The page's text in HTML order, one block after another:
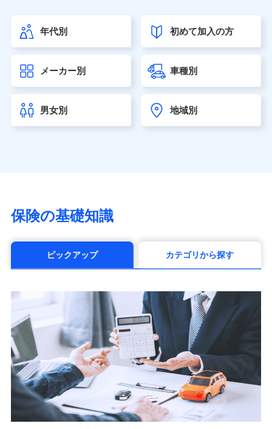
第一ネオ生命保険株式会社（https://neofirst.co.jp/）
大樹生命保険株式会社（https://www.taiju-life.co.jp）
seimei.co.jp）
チューリッヒ生命保険株式会社
東京海上日動あんしん生命保険株式会社
（https://www.tmn-anshin.co.jp/）
マニュライフ生命保険株式会社
（https://www.manulife.co.jp/）
（https://www.msa-life.co.jp/）
メットライフ生命株式会社(https://www.metlife.co.jp/)
■少額短期保険
株式会社アシロ少額短期保険 (https://kailash.co.jp/)
SBIいきいき少額短期保険会社 (https://www.i-
sedai.com/)
SBIペット少額短期保険株式会社 (https://www.sbipet-
ssi.co.jp/)
SBIリスタ少額短期保険会社
(https://www.jishin.co.jp/)
スマートプラス少額短期保険株式会社
年代別 初めて加入の方
メーカー別 車種別
男女別 地域別
保険の基礎知識
ピックアップ カテゴリから探す